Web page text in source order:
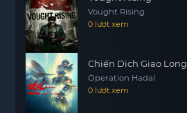
Vought Rising
0 lượt xem
Chiến Dịch Giao Long
Operation Hadal
0 lượt xem